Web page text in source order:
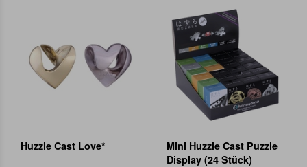
Huzzle Cast Love*
Mini Huzzle Cast Puzzle
Display (24 Stück)